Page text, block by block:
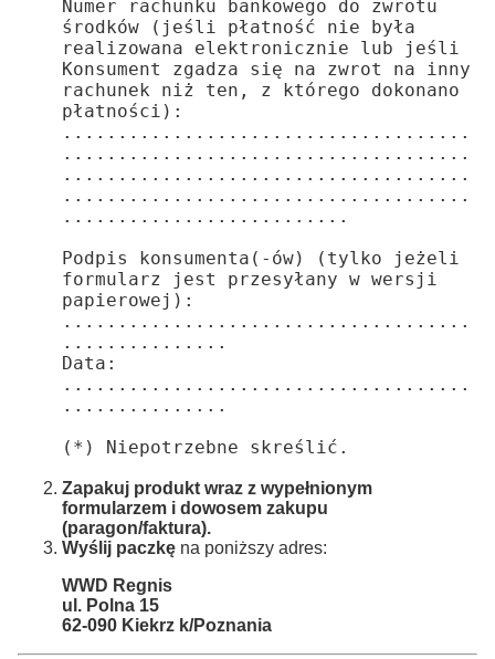
Numer rachunku bankowego do zwrotu
środków (jeśli płatność nie była
realizowana elektronicznie lub jeśli
Konsument zgadza się na zwrot na inny
rachunek niż ten, z którego dokonano
płatności):
.....................................
.....................................
.....................................
.....................................
..........................
Podpis konsumenta(-ów) (tylko jeżeli
formularz jest przesyłany w wersji
papierowej):
.....................................
...............
Data:
.....................................
...............
(*) Niepotrzebne skreślić.
Zapakuj produkt wraz z wypełnionym
formularzem i dowosem zakupu
(paragon/faktura).
Wyślij paczkę na poniższy adres:
WWD Regnis
ul. Polna 15
62-090 Kiekrz k/Poznania